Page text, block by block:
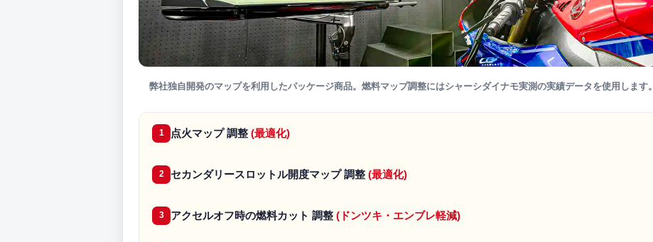
弊社独自開発のマップを利用したパッケージ商品。燃料マップ調整にはシャーシダイナモ実測の実績データを使用します。
1 点火マップ 調整 (最適化)
2 セカンダリースロットル開度マップ 調整 (最適化)
3 アクセルオフ時の燃料カット 調整 (ドンツキ・エンブレ軽減)